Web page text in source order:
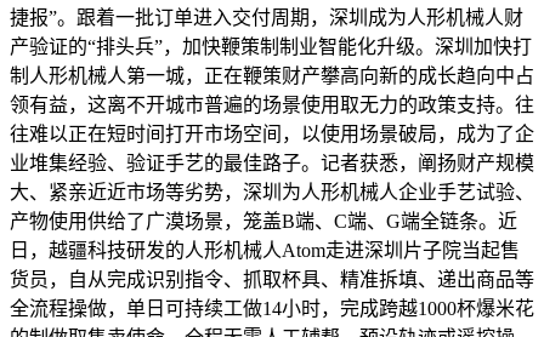
捷报”。跟着一批订单进入交付周期，深圳成为人形机械人财
产验证的“排头兵”，加快鞭策制制业智能化升级。深圳加快打
制人形机械人第一城，正在鞭策财产攀高向新的成长趋向中占
领有益，这离不开城市普遍的场景使用取无力的政策支持。往
往难以正在短时间打开市场空间，以使用场景破局，成为了企
业堆集经验、验证手艺的最佳路子。记者获悉，阐扬财产规模
大、紧亲近近市场等劣势，深圳为人形机械人企业手艺试验、
产物使用供给了广漠场景，笼盖B端、C端、G端全链条。近
日，越疆科技研发的人形机械人Atom走进深圳片子院当起售
货员，自从完成识别指令、抓取杯具、精准拆填、递出商品等
全流程操做，单日可持续工做14小时，完成跨越1000杯爆米花